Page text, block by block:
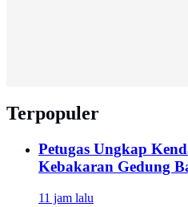
Terpopuler
Petugas Ungkap
Kebakaran Gedung
11 jam lalu